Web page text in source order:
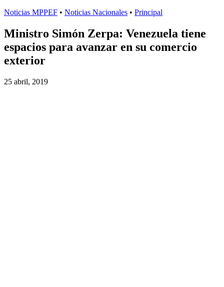
Noticias MPPEF • Noticias Nacionales • Principal
Ministro Simón Zerpa: Venezuela tiene
espacios para avanzar en su comercio
exterior
25 abril, 2019